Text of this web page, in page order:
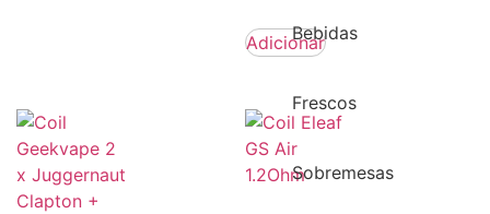
Bebidas
Frescos
Sobremesas
Adicionar